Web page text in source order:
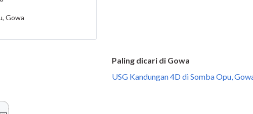
Paling dicari di Gowa
USG Kandungan 4D di Somba Opu,